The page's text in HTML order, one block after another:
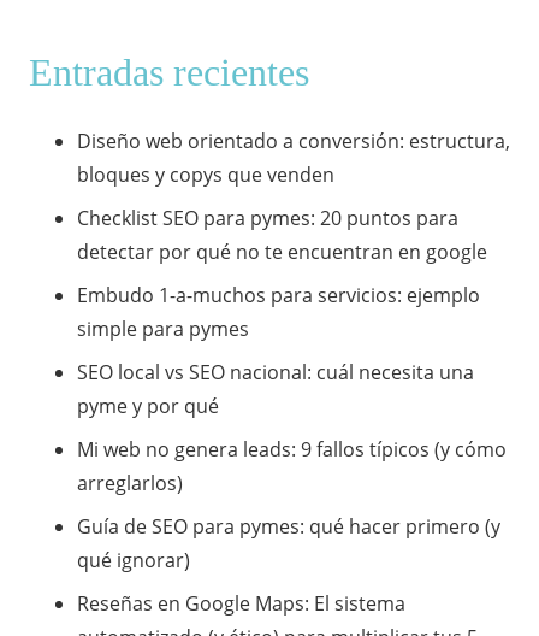
Entradas recientes
Diseño web orientado a conversión: estructura,
bloques y copys que venden
Checklist SEO para pymes: 20 puntos para
detectar por qué no te encuentran en google
Embudo 1-a-muchos para servicios: ejemplo
simple para pymes
SEO local vs SEO nacional: cuál necesita una
pyme y por qué
Mi web no genera leads: 9 fallos típicos (y cómo
arreglarlos)
Guía de SEO para pymes: qué hacer primero (y
qué ignorar)
​Reseñas en Google Maps: El sistema